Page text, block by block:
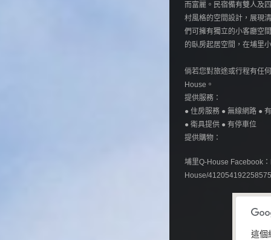
而富麗。民宿備有雙人及
村風格的空間設計，展現
們可擁有獨立的小客廳空
的臥房起居空間，在埔里
倘若您對旅途或行程有任
House。
提供服務：
● 住房服務 ● 無線網路 ●
● 衛具提供 ● 有停車位
提供購物：
埔里Q-House Facebook
House/412054192258575
這個